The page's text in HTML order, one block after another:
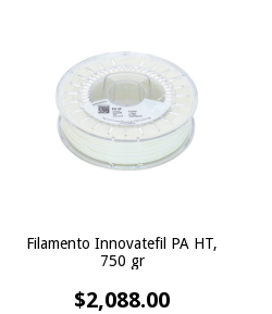
Filamento Innovatefil PA HT,
750 gr
$2,088.00